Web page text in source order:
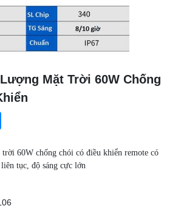
Mặt Trời 60W Chống
60W chống chói có điều khiển remote có
tục, độ sáng cực lớn